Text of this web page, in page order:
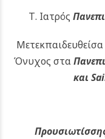
Τ. Ιατρός
Όνυχος στα
και